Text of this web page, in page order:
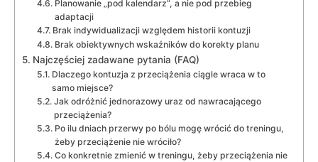
Planowanie „pod kalendarz”, a nie pod przebieg
adaptacji
Brak indywidualizacji względem historii kontuzji
Brak obiektywnych wskaźników do korekty planu
Najczęściej zadawane pytania (FAQ)
Dlaczego kontuzja z przeciążenia ciągle wraca w to
samo miejsce?
Jak odróżnić jednorazowy uraz od nawracającego
przeciążenia?
Po ilu dniach przerwy po bólu mogę wrócić do treningu,
żeby przeciążenie nie wróciło?
Co konkretnie zmienić w treningu, żeby przeciążenia nie